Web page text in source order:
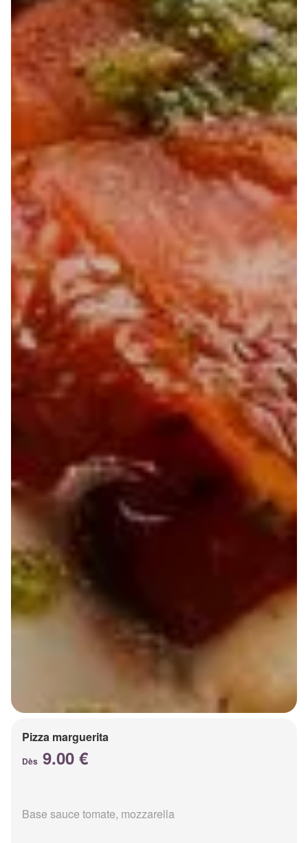
Pizza marguerita
Dès 9.00 €
Base sauce tomate, mozzarella